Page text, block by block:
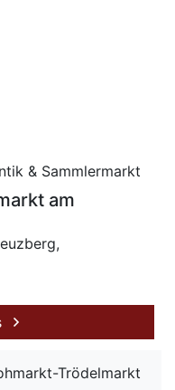
& Sammlermarkt
am
Trödelmarkt